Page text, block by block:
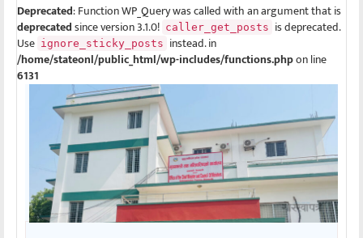
Deprecated: Function WP_Query was called with an argument that is
deprecatedsince version 3.1.0! caller_get_posts is deprecated.
Use ignore_sticky_posts instead. in
/home/stateonl/public_html/wp-includes/functions.phpon line
6131